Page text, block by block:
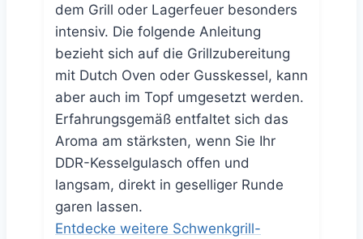
dem Grill oder Lagerfeuer besonders
intensiv. Die folgende Anleitung
bezieht sich auf die Grillzubereitung
mit Dutch Oven oder Gusskessel, kann
aber auch im Topf umgesetzt werden.
Erfahrungsgemäß entfaltet sich das
Aroma am stärksten, wenn Sie Ihr
DDR-Kesselgulasch offen und
langsam, direkt in geselliger Runde
garen lassen.
Entdecke weitere Schwenkgrill-